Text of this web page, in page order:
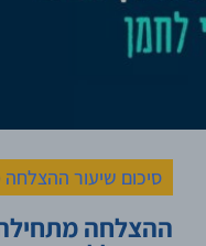
סיכום שיעור
ההצלחה